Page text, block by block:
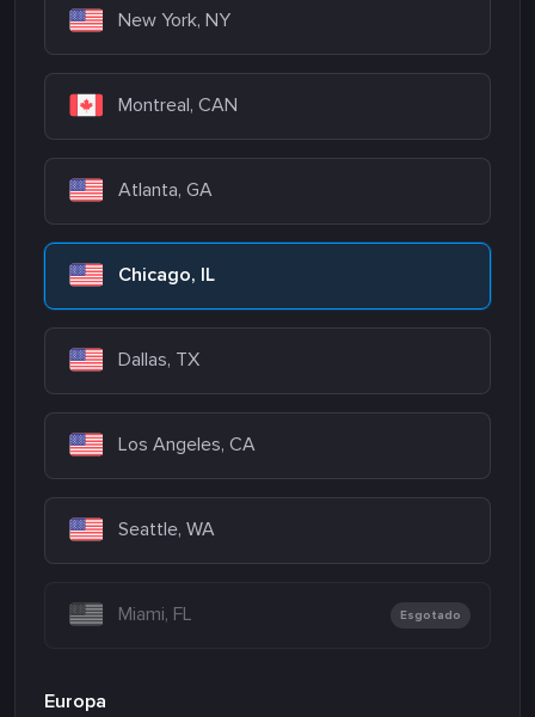
New York, NY
Montreal, CAN
Atlanta, GA
Chicago, IL
Dallas, TX
Los Angeles, CA
Seattle, WA
Miami, FL Esgotado
Europa